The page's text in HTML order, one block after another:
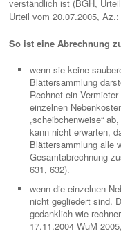
verständlich ist (BGH,
Urteil vom 20.07.2005,
So ist eine Abrechnung
wenn sie keine
Blättersammlung
Rechnet ein
einzelnen
„scheibchenweise“
kann nicht erwarten,
Blättersammlung alle
Gesamtabrechnung
631, 632).
wenn die einzelnen
nicht gegliedert sind.
gedanklich wie
17.11.2004 WuM